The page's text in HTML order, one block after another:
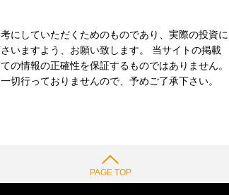
にしていただくためのものであり、実際の投資に
いますよう、お願い致します。 当サイトの掲載
の情報の正確性を保証するものではありません。
切行っておりませんので、予めご了承下さい。
PAGE TOP